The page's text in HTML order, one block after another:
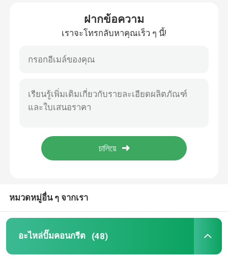
ควบคุมคุณภาพ
ติดต่อเรา
ขอใบเสนอราคา
อะไหล่ปั๊มคอนกรีต
เครื่องยนต์ปั๊มปั๊มน้ําแข็งคอนกรีต
ฝากข้อความ
เราจะโทรกลับหาคุณเร็ว ๆ นี้!
หมวดหมู่อื่น ๆ จากเรา
อะไหล่ปั๊มคอนกรีต (48)